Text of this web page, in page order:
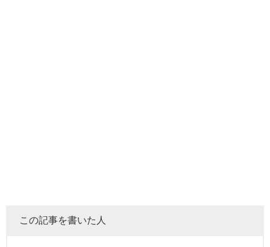
この記事を書いた人